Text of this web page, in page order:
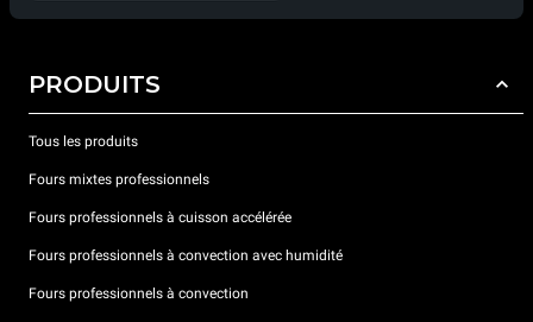
PRODUITS
Tous les produits
Fours mixtes professionnels
Fours professionnels à cuisson accélérée
Fours professionnels à convection avec humidité
Fours professionnels à convection